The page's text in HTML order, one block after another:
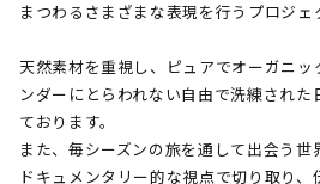
まつわるさまざまな表現を行うプロジェ
天然素材を重視し、ピュアでオーガニッ
ンダーにとらわれない自由で洗練され
ております。
また、毎シーズンの旅を通して出会う世
ドキュメンタリー的な視点で切り取り